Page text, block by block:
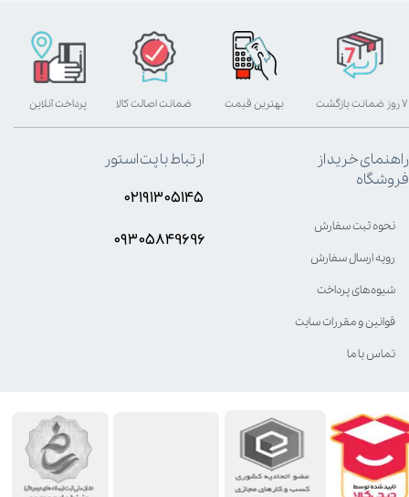
بهترین قیمت پرداخت آنلاین ۷ روز ضمانت بازگشت ضمانت اصالت کالا
راهنمای خرید از
فروشگاه
نحوه ثبت سفارش
رویه ارسال سفارش
شیوه‌های پرداخت
قوانین و مقررات سایت
تماس با ما
ارتباط با پت استور
۰۲۱۹۱۳۰۵۱۴۵
۰۹۳۰۵8۴9696